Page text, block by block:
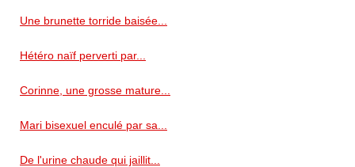
Une brunette torride baisée...
Hétéro naïf perverti par...
Corinne, une grosse mature...
Mari bisexuel enculé par sa...
De l'urine chaude qui jaillit...